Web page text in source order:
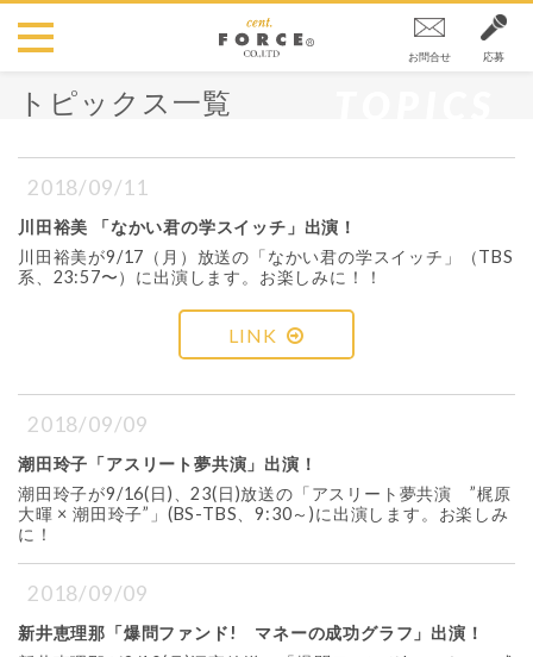
お問合せ 応募
トピックス一覧
2018/09/11
川田裕美 「なかい君の学スイッチ」出演！
川田裕美が9/17（月）放送の「なかい君の学スイッチ」（TBS
系、23:57〜）に出演します。お楽しみに！！
LINK
2018/09/09
潮田玲子「アスリート夢共演」出演！
潮田玲子が9/16(日)、23(日)放送の「アスリート夢共演 ”梶原
大暉 × 潮田玲子”」(BS-TBS、9:30～)に出演します。お楽しみ
に！
2018/09/09
新井恵理那「爆問ファンド! マネーの成功グラフ」出演！